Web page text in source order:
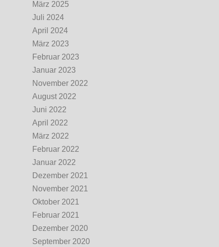
März 2025
Juli 2024
April 2024
März 2023
Februar 2023
Januar 2023
November 2022
August 2022
Juni 2022
April 2022
März 2022
Februar 2022
Januar 2022
Dezember 2021
November 2021
Oktober 2021
Februar 2021
Dezember 2020
September 2020